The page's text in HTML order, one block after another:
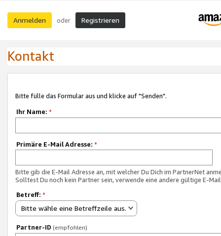
Anmelden oder Registrieren
Kontakt
Bitte fülle das Formular aus und klicke auf "Senden".
Ihr Name: *
Primäre E-Mail Adresse: *
Bitte gib die E-Mail Adresse an, mit welcher Du Dich im PartnerNet
Solltest Du noch kein Partner sein, verwende eine andere gültige E-
Betreff: *
Bitte wähle eine Betreffzeile aus.
Partner-ID (empfohlen)